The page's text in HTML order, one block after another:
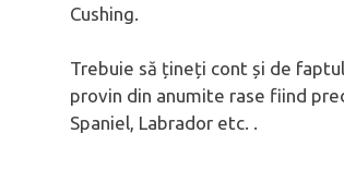
Cushing.
Trebuie să țineți cont și de
provin din anumite rase fiind
Spaniel, Labrador etc. .